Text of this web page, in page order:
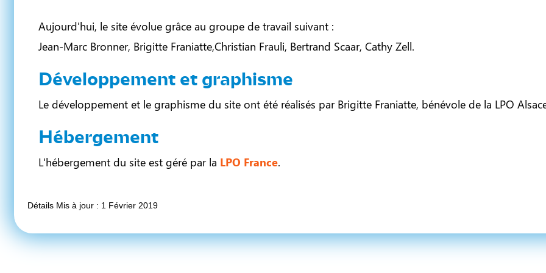
Aujourd'hui, le site évolue grâce au groupe de travail suivant :
Jean-Marc Bronner, Brigitte Franiatte,Christian Frauli, Bertrand Scaar, Cathy Zell.
Développement et graphisme
Le développement et le graphisme du site ont été réalisés par Brigitte Franiatte, bénévole de la LPO
Hébergement
L'hébergement du site est géré par la LPO France.
Détails Mis à jour : 1 Février 2019